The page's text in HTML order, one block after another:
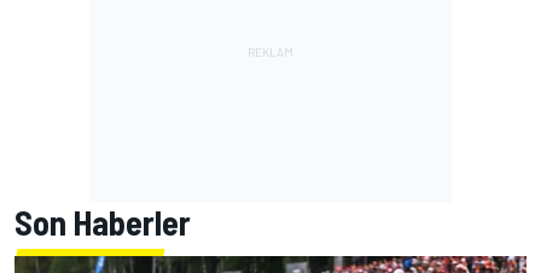
Son Haberler